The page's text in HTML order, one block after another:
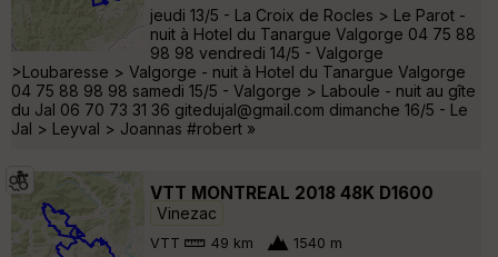
jeudi 13/5 - La Croix de Rocles > Le Parot -
nuit à Hotel du Tanargue Valgorge 04 75 88
98 98 vendredi 14/5 - Valgorge
>Loubaresse > Valgorge - nuit à Hotel du Tanargue Valgorge
04 75 88 98 98 samedi 15/5 - Valgorge > Laboule - nuit au gîte
du Jal 06 70 73 31 36 gitedujal@gmail.com dimanche 16/5 - Le
Jal > Leyval > Joannas #robert »
VTT MONTREAL 2018 48K D1600
Vinezac
VTT 49 km 1540 m